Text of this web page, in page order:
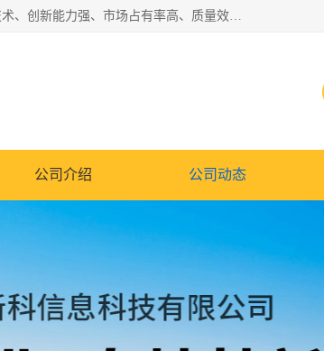
“专精特新”中小企业是指经省工业和信息化厅认定，专注于细分市场、掌握关键核心技术、创新能力强、市场占有率高、质量效益优，在专业化、精细化、特色化、新颖化等方面表现突出的中小企业。
公司介绍 公司动态